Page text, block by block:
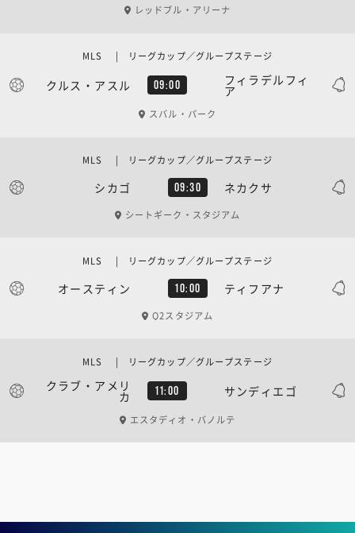
レッドブル・アリーナ
クルス・アスル 09:00 フィラデルフィ
ア
MLS | リーグカップ／グループステージ
スバル・パーク
シカゴ 09:30 ネカクサ
MLS | リーグカップ／グループステージ
シートギーク・スタジアム
オースティン 10:00 ティフアナ
MLS | リーグカップ／グループステージ
Q2スタジアム
クラブ・アメリ
カ 11:00 サンディエゴ
MLS | リーグカップ／グループステージ
エスタディオ・バノルテ